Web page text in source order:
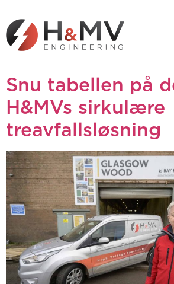
Snu tabellen på
H&MVs sirkulære
treavfallsløsning